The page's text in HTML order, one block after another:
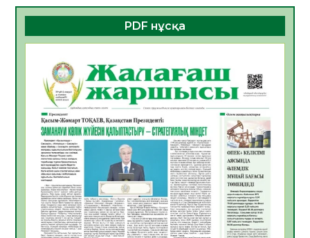
06.08.2026
25 0
Инфекциялық ауруларға қарсы иммундау
жұмыстарының тиімділігі
06.08.2026
Көкжөтел ауруы туралы
06.08.2026
23
АПВ вакцинасы туралы мәлімет
06.08.2026
24
Open Air: Қызылорда облысы полиция
департаменті 20 мыңнан астам
көрерменнің қауіпсіздігін қамтамасыз етті
06.08.2026
36
PDF нұсқа